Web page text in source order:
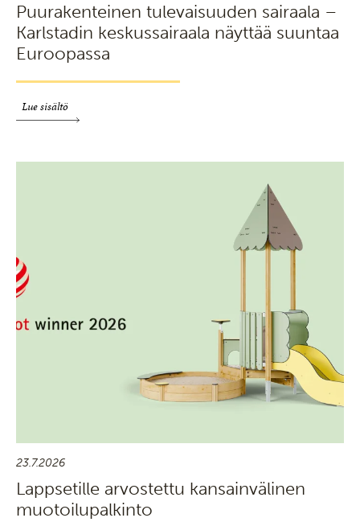
Puurakenteinen tulevaisuuden sairaala –
Karlstadin keskussairaala näyttää suuntaa
Euroopassa
Lue sisältö
23.7.2026
Lappsetille arvostettu kansainvälinen
muotoilupalkinto